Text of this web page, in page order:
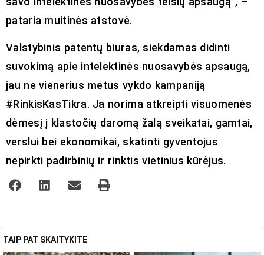
pataria muitinės atstovė.
Valstybinis patentų biuras, siekdamas didinti
suvokimą apie intelektinės nuosavybės apsaugą,
jau ne vienerius metus vykdo kampaniją
#RinkisKasTikra. Ja norima atkreipti visuomenės
dėmesį į klastočių daromą žalą sveikatai, gamtai,
verslui bei ekonomikai, skatinti gyventojus
nepirkti padirbinių ir rinktis vietinius kūrėjus.
TAIP PAT SKAITYKITE